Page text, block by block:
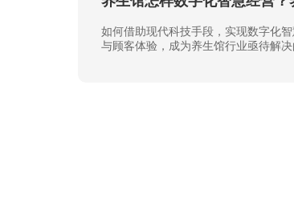
如何借助现代科技手段，实现数字化
与顾客体验，成为养生馆行业亟待解决